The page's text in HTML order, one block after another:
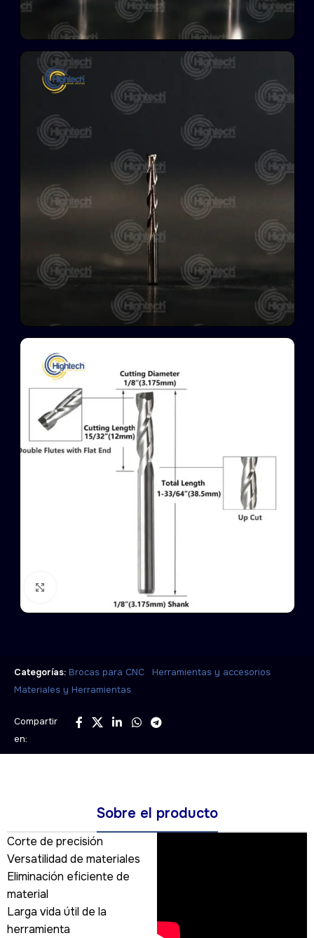
Categorías: Brocas para CNC Herramientas y accesorios
Materiales y Herramientas
Compartir
en:
Sobre el producto
Corte de precisión
Versatilidad de materiales
Eliminación eficiente de
material
Larga vida útil de la
herramienta